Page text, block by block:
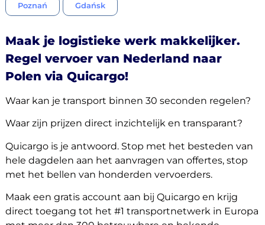
Poznań Gdańsk
Maak je logistieke werk makkelijker.
Regel vervoer van Nederland naar
Polen via Quicargo!
Waar kan je transport binnen 30 seconden regelen?
Waar zijn prijzen direct inzichtelijk en transparant?
Quicargo is je antwoord. Stop met het besteden van
hele dagdelen aan het aanvragen van offertes, stop
met het bellen van honderden vervoerders.
Maak een gratis account aan bij Quicargo en krijg
direct toegang tot het #1 transportnetwerk in Europa